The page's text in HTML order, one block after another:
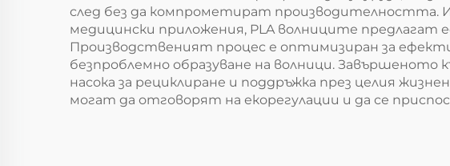
щапелни влакна
PSF
след без да компрометират производителността.
медицински приложения, PLA волниците
Производственият процес е оптимизиран за
безпроблемно образуване на волници. Завършеното
насока за рециклиране и поддръжка през целия
могат да отговорят на екорегулации и да се